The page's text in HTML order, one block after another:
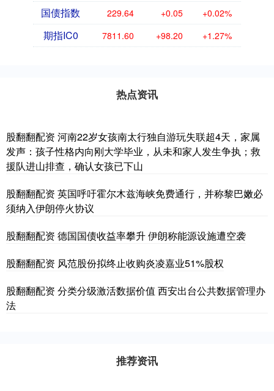
国债指数 229.64 +0.05 +0.02%
期指IC0 7811.60 +98.20 +1.27%
热点资讯
股翻翻配资 河南22岁女孩南太行独自游玩失联超4天，家属
发声：孩子性格内向刚大学毕业，从未和家人发生争执；救
援队进山排查，确认女孩已下山
股翻翻配资 英国呼吁霍尔木兹海峡免费通行，并称黎巴嫩必
须纳入伊朗停火协议
股翻翻配资 德国国债收益率攀升 伊朗称能源设施遭空袭
股翻翻配资 风范股份拟终止收购炎凌嘉业51%股权
股翻翻配资 分类分级激活数据价值 西安出台公共数据管理办
法
推荐资讯